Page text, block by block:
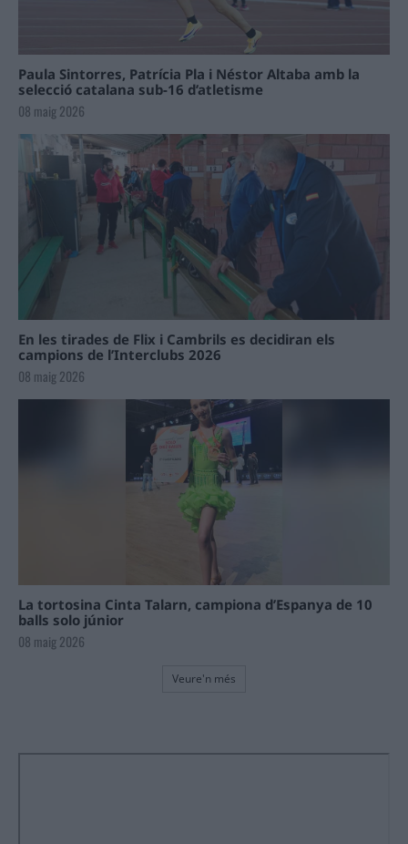
Paula Sintorres, Patrícia Pla i Néstor Altaba amb la
selecció catalana sub-16 d’atletisme
08 maig 2026
En les tirades de Flix i Cambrils es decidiran els
campions de l’Interclubs 2026
08 maig 2026
La tortosina Cinta Talarn, campiona d’Espanya de 10
balls solo júnior
08 maig 2026
Veure'n més